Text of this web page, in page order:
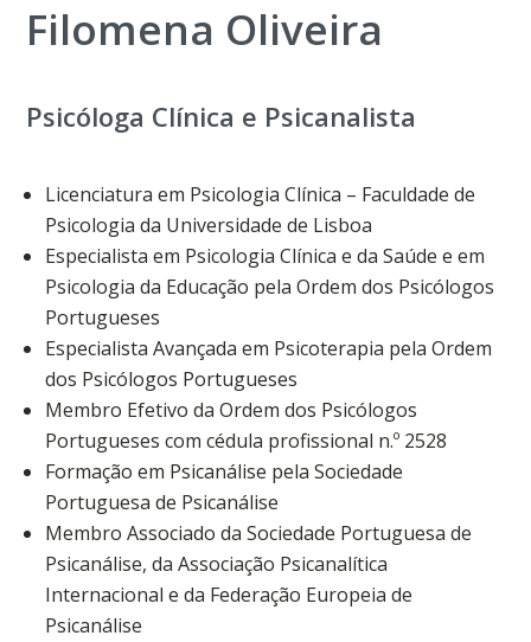
Filomena Oliveira
Psicóloga Clínica e Psicanalista
Licenciatura em Psicologia Clínica – Faculdade de
Psicologia da Universidade de Lisboa
Especialista em Psicologia Clínica e da Saúde e em
Psicologia da Educação pela Ordem dos Psicólogos
Portugueses
Especialista Avançada em Psicoterapia pela Ordem
dos Psicólogos Portugueses
Membro Efetivo da Ordem dos Psicólogos
Portugueses com cédula profissional n.º 2528
Formação em Psicanálise pela Sociedade
Portuguesa de Psicanálise
Membro Associado da Sociedade Portuguesa de
Psicanálise, da Associação Psicanalítica
Internacional e da Federação Europeia de
Psicanálise